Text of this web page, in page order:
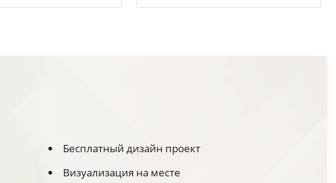
Бесплатный дизайн проект
Визуализация на месте